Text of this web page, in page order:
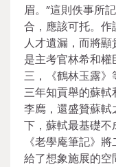
眉。”這則佚事所
合，應該可托。
人才遺漏，而將
是主考官林希和
三，《鶴林玉露
三年知貢舉的蘇
李廌，還盛贊蘇
下，蘇軾最基礎不
《老學庵筆記》
給了想象施展的空